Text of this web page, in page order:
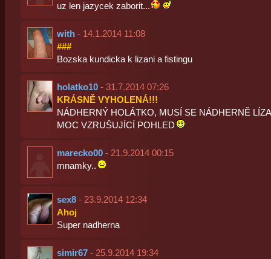
uz len jazycek zaborit...
with- 14.1.2014 11:08
###
Bozska kundicka k lizani a fistingu
holatko10- 31.7.2014 07:26
KRÁSNĚ VYHOLENÁ!!!
NÁDHERNÝ HOLÁTKO, MUSÍ SE NÁDHERNĚ
MOC VZRUŠUJÍCÍ POHLED
marecko00- 21.9.2014 00:15
mnamky..
sex8- 23.9.2014 12:34
Ahoj
Super nadherna
simir67- 25.9.2014 19:34